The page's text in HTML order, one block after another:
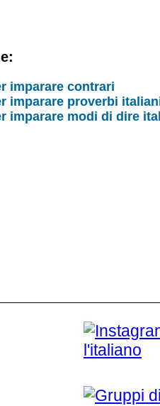
imparare contrari
imparare proverbi
imparare modi di dire